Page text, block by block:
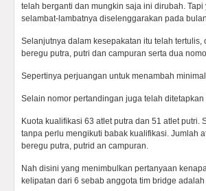
telah berganti dan mungkin saja ini dirubah.
selambat-lambatnya diselenggarakan pada
Selanjutnya dalam kesepakatan itu telah
beregu putra, putri dan campuran serta dua
Sepertinya perjuangan untuk menambah
Selain nomor pertandingan juga telah
Kuota kualifikasi 63 atlet putra dan 51 atlet
tanpa perlu mengikuti babak kualifikasi. Jumlah
beregu putra, putrid an campuran.
Nah disini yang menimbulkan pertanyaan
kelipatan dari 6 sebab anggota tim bridge